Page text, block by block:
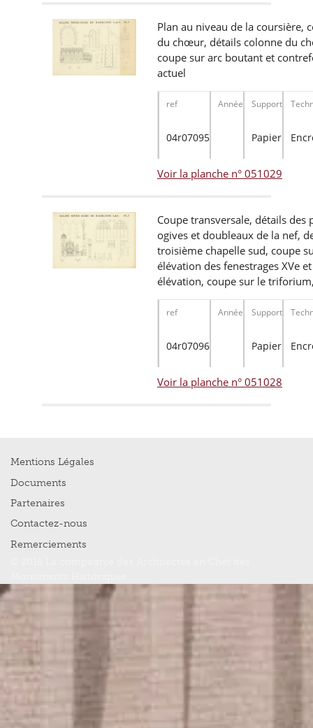
Plan au niveau de la coursière,
du chœur, détails colonne du
coupe sur arc boutant et
actuel
ref Année Support
04r07095 Papier
Voir la planche n° 051029
Coupe transversale, détails des
ogives et doubleaux de la nef,
troisième chapelle sud, coupe
élévation des fenestrages XVe
élévation, coupe sur le
ref Année Support
04r07096 Papier
Voir la planche n° 051028
Mentions Légales
Documents
Partenaires
Contactez-nous
Remerciements